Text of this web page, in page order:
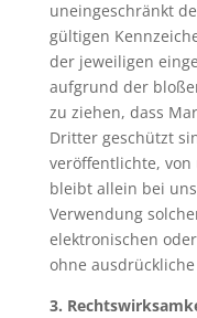
uneingeschränkt
gültigen
der jeweiligen
aufgrund der
zu ziehen, dass
Dritter geschützt
veröffentlichte,
bleibt allein bei
Verwendung
elektronischen
ohne
3.